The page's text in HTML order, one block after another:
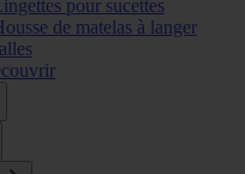
pour sucettes
de matelas à langer